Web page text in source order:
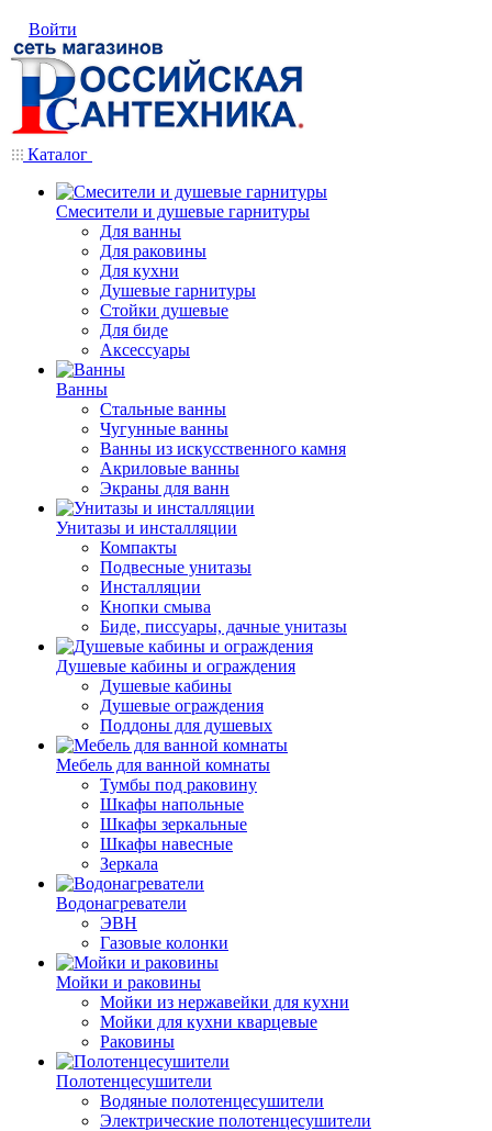
Войти
Каталог
Смесители и душевые гарнитуры
Для ванны
Для раковины
Для кухни
Душевые гарнитуры
Стойки душевые
Для биде
Аксессуары
Ванны
Стальные ванны
Чугунные ванны
Ванны из искусственного камня
Акриловые ванны
Экраны для ванн
Унитазы и инсталляции
Компакты
Подвесные унитазы
Инсталляции
Кнопки смыва
Биде, писсуары, дачные унитазы
Душевые кабины и ограждения
Душевые кабины
Душевые ограждения
Поддоны для душевых
Мебель для ванной комнаты
Тумбы под раковину
Шкафы напольные
Шкафы зеркальные
Шкафы навесные
Зеркала
Водонагреватели
ЭВН
Газовые колонки
Мойки и раковины
Мойки из нержавейки для кухни
Мойки для кухни кварцевые
Раковины
Полотенцесушители
Водяные полотенцесушители
Электрические полотенцесушители